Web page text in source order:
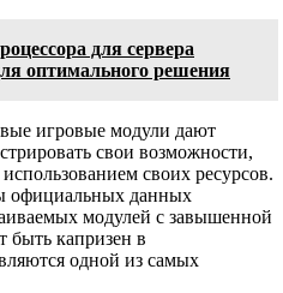
для сервера
оптимального решения
игровые модули дают
свои возможности,
своих ресурсов.
официальных данных
модулей с завышенной
быть капризен в
одной из самых